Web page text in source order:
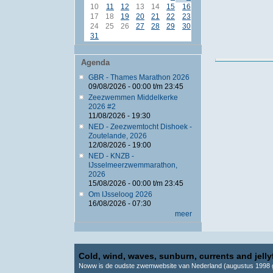
10
11 12 13 14 15
16
17
18 19 20 21 22
23
24
25 26 27 28 29
30
31
Agenda
GBR - Thames Marathon 2026
09/08/2026 - 00:00t/m 23:45
Zeezwemmen Middelkerke
2026 #2
11/08/2026 - 19:30
NED - Zeezwemtocht Dishoek -
Zoutelande, 2026
12/08/2026 - 19:00
NED - KNZB -
IJsselmeerzwemmarathon,
2026
15/08/2026 - 00:00t/m 23:45
Om IJsseloog 2026
16/08/2026 - 07:30
meer
Cold, wind, waves, sunburn, currents and
Noww is de oudste zwemwebsite van Nederland (augustus 1998